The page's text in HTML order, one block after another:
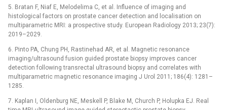
5. Bratan F, Niaf E, Melodelima C, et al. Influence of imaging and
histological factors on prostate cancer detection and localisation on
multiparametric MRI: a prospective study. European Radiology 2013; 23(7):
2019–2029.
6. Pinto PA, Chung PH, Rastinehad AR, et al. Magnetic resonance
imaging/ultrasound fusion guided prostate biopsy improves cancer
detection following transrectal ultrasound biopsy and correlates with
multiparametric magnetic resonance imaging J Urol 2011; 186(4): 1281–
1285.
7. Kaplan I, Oldenburg NE, Meskell P, Blake M, Church P, Holupka EJ. Real